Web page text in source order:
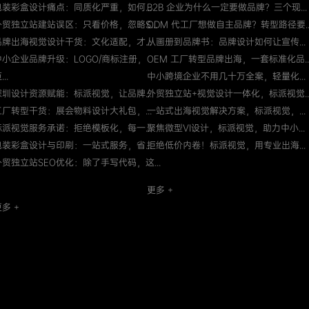
装彩盒设计痛点：同质化严重，如何...
贸独立站建站误区：只看价格，忽略S...
牌出海视觉设计干货：文化适配，才...
企业品牌升级：LOGO/商标注册，
圳设计资源赋能：标派视觉，让品牌...
厂转型干货：展会物料设计大礼包，...
派视觉服务承诺：拒绝模板化，每一...
装彩盒设计与印刷：一站式服务，省...
独立站SEO优化：除了手写代码，这...
多 +
B2B 企业为什么一定要做品牌？三个现...
ODM 代工厂想做自主品牌？转型路径要
从画册到品牌书：品牌设计如何让宣传...
OEM 工厂转型品牌出海，一套标准化品
中小跨境企业不用几十万全案，轻量化...
外贸独立站+视觉设计一体化，标派视觉
一站式出海视觉解决方案，标派视觉，...
聚焦微型VI设计，标派视觉，助力中小...
拒绝低价内卷！标派视觉，用专业出海...
更多 +